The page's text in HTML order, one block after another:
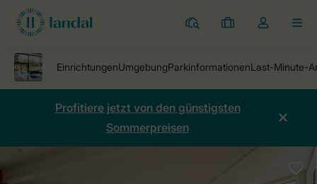
Ferienparks
Meine
Dropdown-
öffnen
Profitiere jetzt von den günstigsten
Sommerpreisen